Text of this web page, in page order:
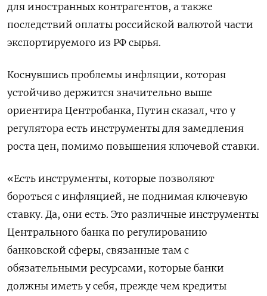
для иностранных контрагентов, а также
последствий оплаты российской валютой части
экспортируемого из РФ сырья.
Коснувшись проблемы инфляции, которая
устойчиво держится значительно выше
ориентира Центробанка, Путин сказал, что у
регулятора есть инструменты для замедления
роста цен, помимо повышения ключевой ставки.
«Есть инструменты, которые позволяют
бороться с инфляцией, не поднимая ключевую
ставку. Да, они есть. Это различные инструменты
Центрального банка по регулированию
банковской сферы, связанные там с
обязательными ресурсами, которые банки
должны иметь у себя, прежде чем кредиты